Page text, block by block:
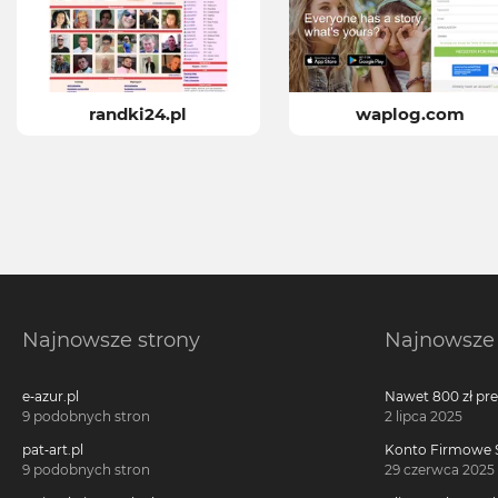
randki24.pl waplog.com
Najnowsze strony
e-azur.pl
9 podobnych stron
pat-art.pl
9 podobnych stron
Nawet 800 zł
Millennium 360°!
2 lipca 2025
Konto Firmowe
2700 zł w
29 czerwca 2025